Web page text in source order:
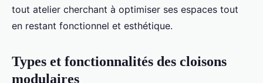
tout atelier cherchant à optimiser ses espaces tout
en restant fonctionnel et esthétique.
Types et fonctionnalités des cloisons
modulaires